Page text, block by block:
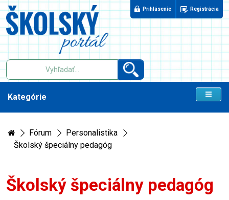
Prihlásenie Registrácia
Kategórie
Fórum
Personalistika
Školský špeciálny pedagóg
Školský špeciálny pedagóg